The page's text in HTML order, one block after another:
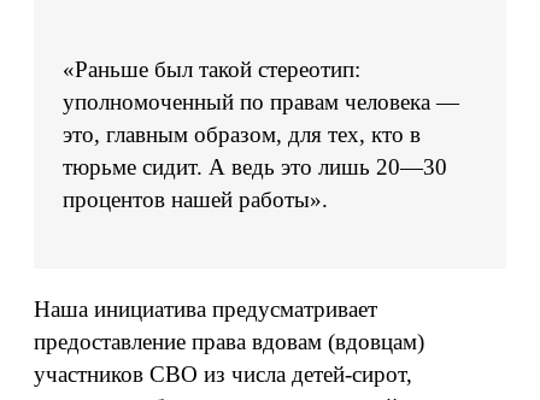
«Раньше был такой стереотип:
уполномоченный по правам человека —
это, главным образом, для тех, кто в
тюрьме сидит. А ведь это лишь 20—30
процентов нашей работы».
Наша инициатива предусматривает
предоставление права вдовам (вдовцам)
участников СВО из числа детей-сирот,